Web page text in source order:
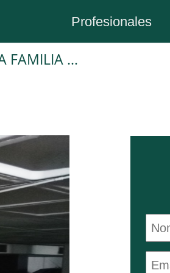
Profesionales
Plaza de garaje en Alquiler en Barcelona en SAGRADA FAMILIA Nàpols